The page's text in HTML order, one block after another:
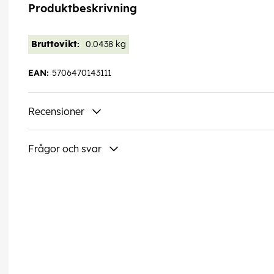
Produktbeskrivning
Bruttovikt: 0.0438 kg
5706470143111
EAN:
Recensioner
Frågor och svar